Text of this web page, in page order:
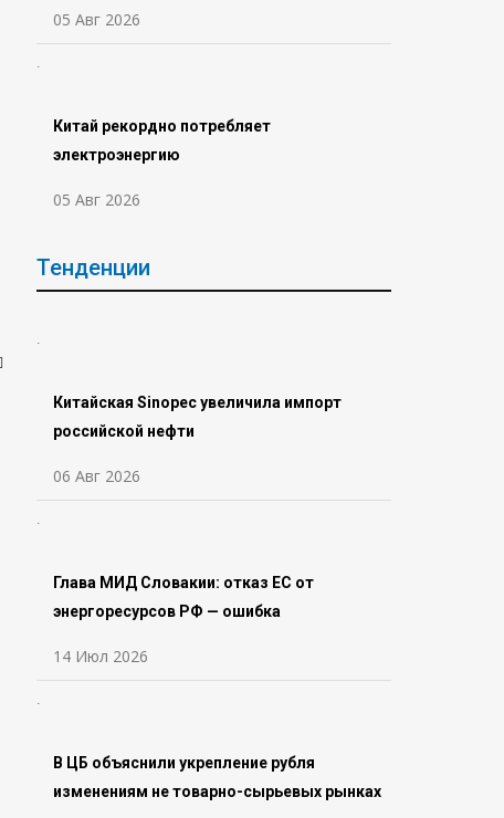
05 Авг 2026
Китай рекордно потребляет
электроэнергию
05 Авг 2026
Тенденции
Китайская Sinopec увеличила импорт
российской нефти
06 Авг 2026
Глава МИД Словакии: отказ ЕС от
энергоресурсов РФ — ошибка
14 Июл 2026
В ЦБ объяснили укрепление рубля
изменениям не товарно-сырьевых рынках